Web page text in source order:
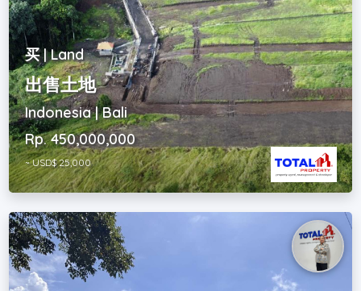
买 | Land
出售土地
Indonesia | Bali
Rp. 450,000,000
~ USD$ 25,000